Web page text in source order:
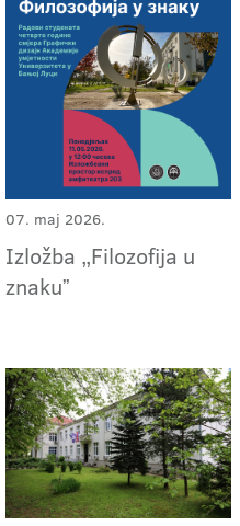
07. maj 2026.
Izložba „Filozofija u
znakuˮ